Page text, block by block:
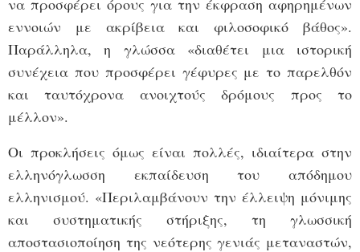
να προσφέρει όρους για την έκφραση αφηρημένων
εννοιών με ακρίβεια και φιλοσοφικό βάθος».
Παράλληλα, η γλώσσα «διαθέτει μια ιστορική
συνέχεια που προσφέρει γέφυρες με το παρελθόν
και ταυτόχρονα ανοιχτούς δρόμους προς το
μέλλον».
Οι προκλήσεις όμως είναι πολλές, ιδιαίτερα στην
ελληνόγλωσση εκπαίδευση του απόδημου
ελληνισμού. «Περιλαμβάνουν την έλλειψη μόνιμης
και συστηματικής στήριξης, τη γλωσσική
αποστασιοποίηση της νεότερης γενιάς μεταναστών,